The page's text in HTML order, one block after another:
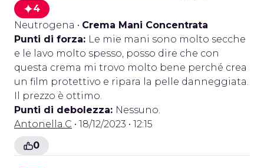
4
Neutrogena • Crema Mani Concentrata
Punti di forza: Le mie mani sono molto secche
e le lavo molto spesso, posso dire che con
questa crema mi trovo molto bene perché crea
un film protettivo e ripara la pelle danneggiata.
Il prezzo è ottimo.
Punti di debolezza: Nessuno.
Antonella.C • 18/12/2023 • 12:15
0